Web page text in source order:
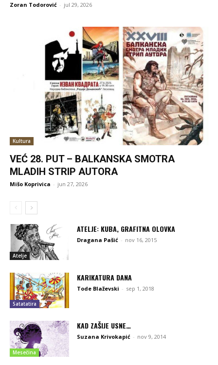
Zoran Todorović - jul 29, 2026
Kultura
VEĆ 28. PUT – BALKANSKA SMOTRA
MLADIH STRIP AUTORA
Mišo Koprivica - jun 27, 2026
Atelje
ATELJE: KUBA, GRAFITNA OLOVKA
Dragana Pašić - nov 16, 2015
Satatatira
KARIKATURA DANA
Tode Blaževski - sep 1, 2018
Mesečina
KAD ZAŠIJE USNE…
Suzana Krivokapić - nov 9, 2014